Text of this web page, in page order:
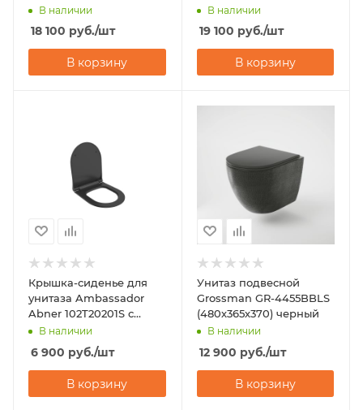
черный
В наличии
18 100 руб./шт
В корзину
В наличии
19 100 руб./шт
В корзину
Крышка-сиденье для
унитаза Ambassador
Abner 102T20201S с
микролифтом
В наличии
6 900 руб./шт
В корзину
Унитаз подвесной
Grossman GR-4455BBLS
(480х365х370) черный
В наличии
12 900 руб./шт
В корзину